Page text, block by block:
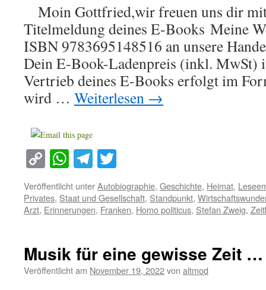
Moin Gottfried,wir freuen uns dir
Titelmeldung deines E-Books Meine
ISBN 9783695148516 an unsere
Dein E-Book-Ladenpreis (inkl. MwSt)
Vertrieb deines E-Books erfolgt im
wird … Weiterlesen →
Copy
Link
WhatsApp
Telegram
Veröffentlicht unterAutobiographie, Geschichte, Heimat,
Privates, Staat und Gesellschaft, Standpunkt,
Arzt, Erinnerungen, Franken, Homo politicus, Stefan Zweig,
Musik für eine gewisse Zeit …
Veröffentlicht am November 19, 2022von altmod